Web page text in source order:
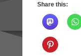
Share this: